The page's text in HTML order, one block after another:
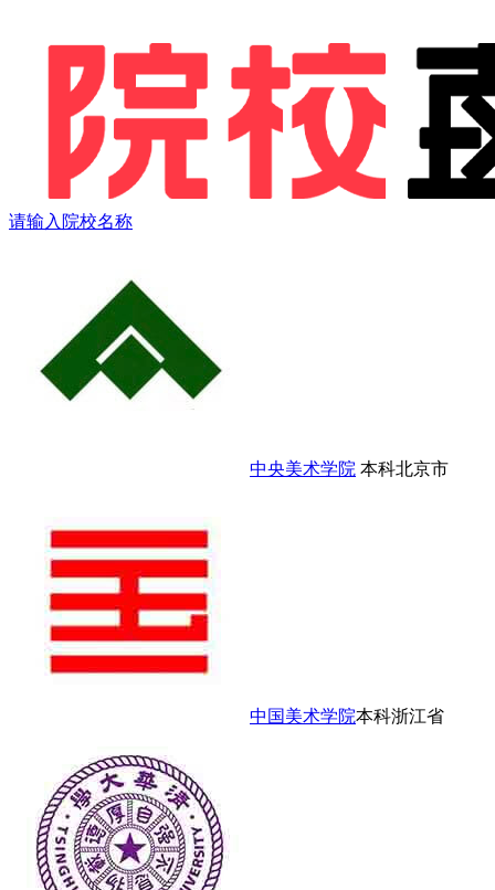
请输入院校名称
中央美术学院 本科北京市
中国美术学院本科浙江省